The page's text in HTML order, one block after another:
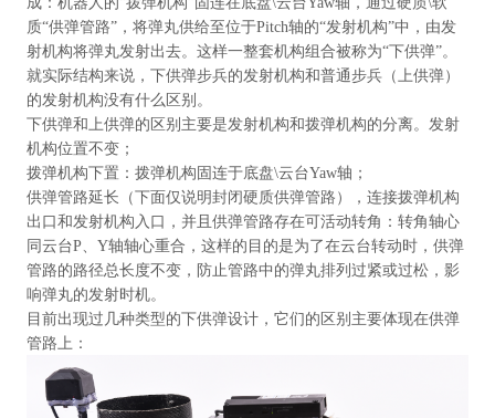
质“供弹管路”，将弹丸供给至位于Pitch轴的“发射机构”中，由发
射机构将弹丸发射出去。这样一整套机构组合被称为“下供弹”。
就实际结构来说，下供弹步兵的发射机构和普通步兵（上供弹）
的发射机构没有什么区别。
下供弹和上供弹的区别主要是发射机构和拨弹机构的分离。发射
机构位置不变；
拨弹机构下置：拨弹机构固连于底盘\云台Yaw轴；
供弹管路延长（下面仅说明封闭硬质供弹管路），连接拨弹机构
出口和发射机构入口，并且供弹管路存在可活动转角：转角轴心
同云台P、Y轴轴心重合，这样的目的是为了在云台转动时，供弹
管路的路径总长度不变，防止管路中的弹丸排列过紧或过松，影
响弹丸的发射时机。
目前出现过几种类型的下供弹设计，它们的区别主要体现在供弹
管路上：